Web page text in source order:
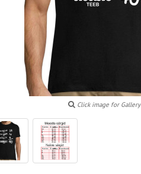
Click image for Gallery